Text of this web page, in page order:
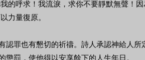
的呼求！我流淚，求你不要靜默無聲！
力量復原。
認罪也有懇切的祈禱。詩人承認神給人
罰，使他得以安享餘下的人生年日。